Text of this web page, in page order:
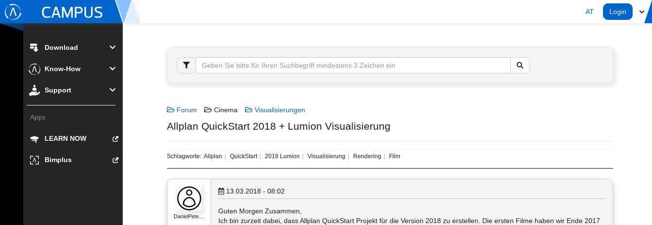
AT Login
Download
Know-How
Support
Apps
LEARN NOW
Bimplus
Forum Cinema Visualisierungen
Allplan QuickStart 2018 + Lumion Visualisierung
Schlagworte: Allplan QuickStart 2018 Lumion Visualisierung Rendering Film
DanielPete…
13.03.2018 - 08:02
Guten Morgen Zusammen,
Ich bin zurzeit dabei, dass Allplan QuickStart Projekt für die Version 2018 zu erstellen. Die ersten Filme haben wir Ende 2017